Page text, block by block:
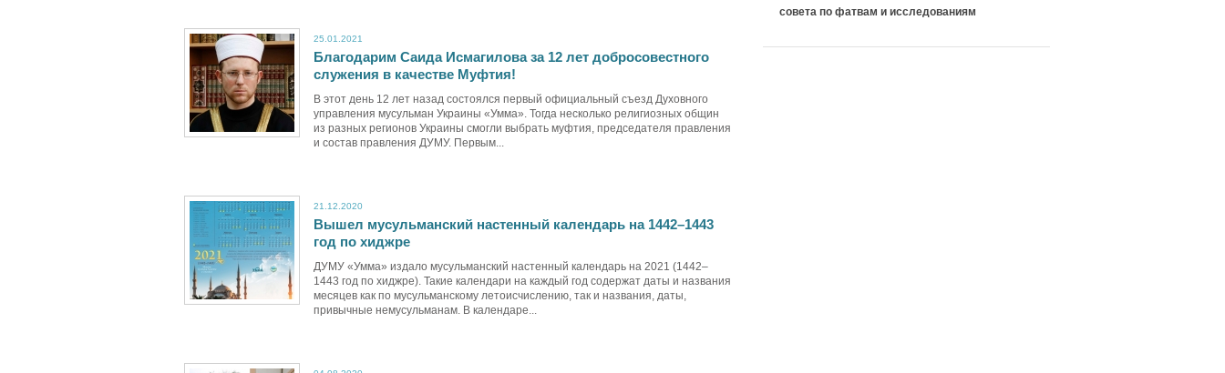
25.01.2021
Благодарим Саида Исмагилова за 12 лет добросовестного
служения в качестве Муфтия!
В этот день 12 лет назад состоялся первый официальный съезд Духовного
управления мусульман Украины «Умма». Тогда несколько религиозных общин
из разных регионов Украины смогли выбрать муфтия, председателя правления
и состав правления ДУМУ. Первым...
21.12.2020
Вышел мусульманский настенный календарь на 1442–1443
год по хиджре
ДУМУ «Умма» издало мусульманский настенный календарь на 2021 (1442–
1443 год по хиджре). Такие календари на каждый год содержат даты и названия
месяцев как по мусульманскому летоисчислению, так и названия, даты,
привычные немусульманам. В календаре...
совета по фатвам и исследованиям